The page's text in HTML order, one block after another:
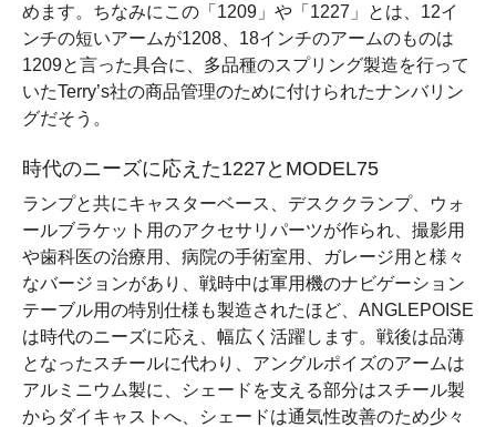
めます。ちなみにこの「1209」や「1227」とは、12イ
ンチの短いアームが1208、18インチのアームのものは
1209と言った具合に、多品種のスプリング製造を行って
いたTerry’s社の商品管理のために付けられたナンバリン
グだそう。
時代のニーズに応えた1227とMODEL75
ランプと共にキャスターベース、デスククランプ、ウォ
ールブラケット用のアクセサリパーツが作られ、撮影用
や歯科医の治療用、病院の手術室用、ガレージ用と様々
なバージョンがあり、戦時中は軍用機のナビゲーション
テーブル用の特別仕様も製造されたほど、ANGLEPOISE
は時代のニーズに応え、幅広く活躍します。戦後は品薄
となったスチールに代わり、アングルポイズのアームは
アルミニウム製に、シェードを支える部分はスチール製
からダイキャストへ、シェードは通気性改善のため少々